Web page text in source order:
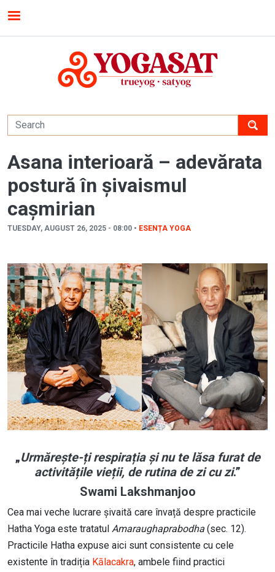
TUESDAY, AUGUST 26, 2025 - 08:00 • ESENȚA YOGA
Asana interioară – adevărata
postură în șivaismul
cașmirian
„Urmărește-ți respirația și nu te lăsa furat de
activitățile vieții, de rutina de zi cu zi.”
Swami Lakshmanjoo
Cea mai veche lucrare șivaită care învață despre practicile
Hatha Yoga este tratatul Amaraughaprabodha (sec. 12).
Practicile Hatha expuse aici sunt consistente cu cele
existente în tradiția Kālacakra, ambele fiind practici